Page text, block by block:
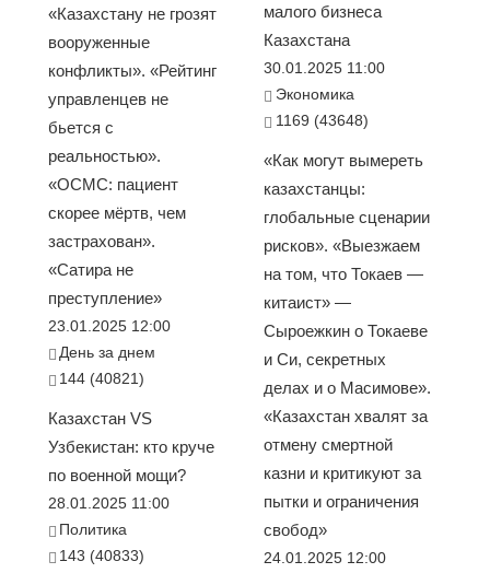
«Казахстану не грозят
вооруженные
конфликты». «Рейтинг
управленцев не
бьется с
реальностью».
«ОСМС: пациент
скорее мёртв, чем
застрахован».
«Сатира не
преступление»
23.01.2025 12:00
День за днем
144 (40821)
Казахстан VS
Узбекистан: кто круче
по военной мощи?
28.01.2025 11:00
Политика
143 (40833)
малого бизнеса
Казахстана
30.01.2025 11:00
Экономика
1169 (43648)
«Как могут вымереть
казахстанцы:
глобальные сценарии
рисков». «Выезжаем
на том, что Токаев —
китаист» —
Сыроежкин о Токаеве
и Си, секретных
делах и о Масимове».
«Казахстан хвалят за
отмену смертной
казни и критикуют за
пытки и ограничения
свобод»
24.01.2025 12:00